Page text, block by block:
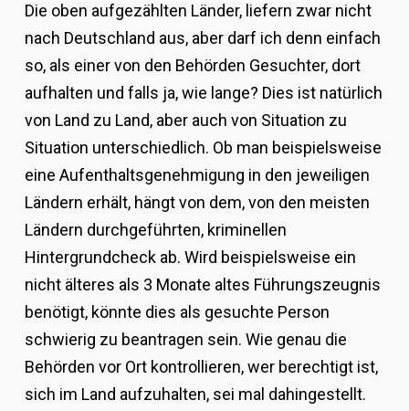
Die oben aufgezählten Länder, liefern zwar nicht
nach Deutschland aus, aber darf ich denn einfach
so, als einer von den Behörden Gesuchter, dort
aufhalten und falls ja, wie lange? Dies ist natürlich
von Land zu Land, aber auch von Situation zu
Situation unterschiedlich. Ob man beispielsweise
eine Aufenthaltsgenehmigung in den jeweiligen
Ländern erhält, hängt von dem, von den meisten
Ländern durchgeführten, kriminellen
Hintergrundcheck ab. Wird beispielsweise ein
nicht älteres als 3 Monate altes Führungszeugnis
benötigt, könnte dies als gesuchte Person
schwierig zu beantragen sein. Wie genau die
Behörden vor Ort kontrollieren, wer berechtigt ist,
sich im Land aufzuhalten, sei mal dahingestellt.